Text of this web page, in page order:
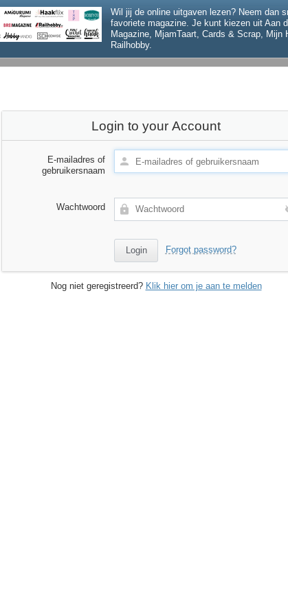
Wil jij de online uitgaven lezen? Neem dan
favoriete magazine. Je kunt kiezen uit Aan
Magazine, MjamTaart, Cards & Scrap, Mijn
Railhobby.
Login to your Account
E-mailadres of
gebruikersnaam
Wachtwoord
Forgot password?
Nog niet geregistreerd? Klik hier om je aan te melden